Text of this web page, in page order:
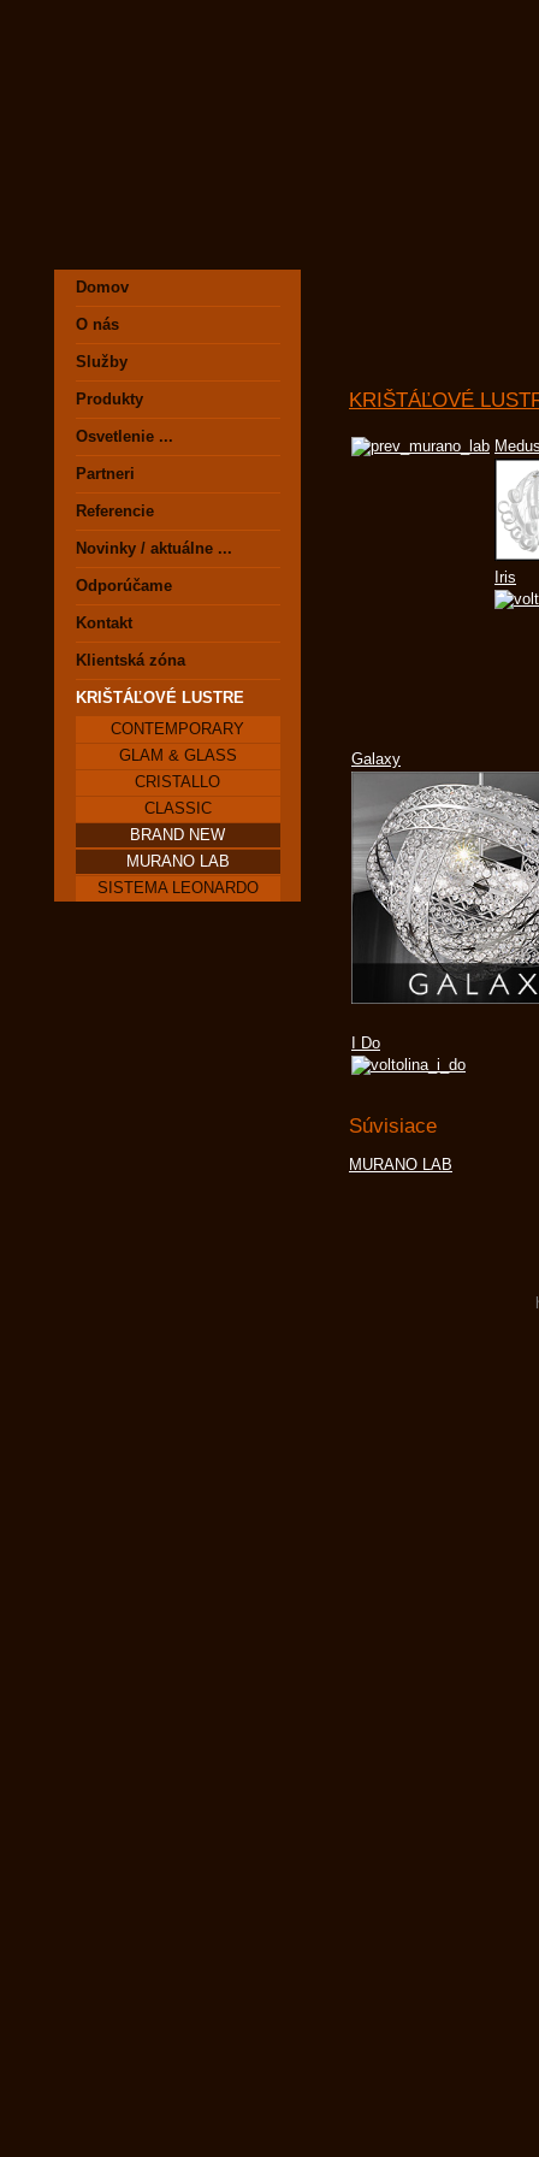
Domov
O nás
Služby
Produkty
Osvetlenie ...
Partneri
Referencie
Novinky / aktuálne ...
Odporúčame
Kontakt
Klientská zóna
KRIŠTÁĽOVÉ LUSTRE
CONTEMPORARY
GLAM & GLASS
CRISTALLO
CLASSIC
BRAND NEW
MURANO LAB
SISTEMA LEONARDO
KRIŠTÁĽOVÉ
Iris
Galaxy
I Do
Súvisiace
MURANO LAB